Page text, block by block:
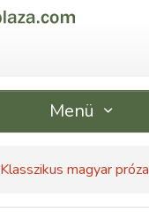
Menü
Klasszikus magyar próza